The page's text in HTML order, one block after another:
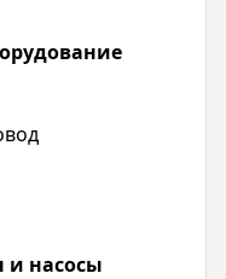
насосы